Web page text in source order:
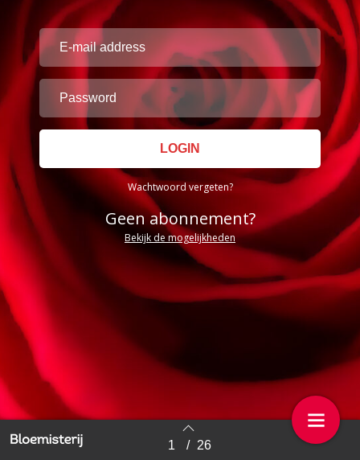
Wachtwoord vergeten?
Geen abonnement?
Bekijk de mogelijkheden
Back to index 1 / 26